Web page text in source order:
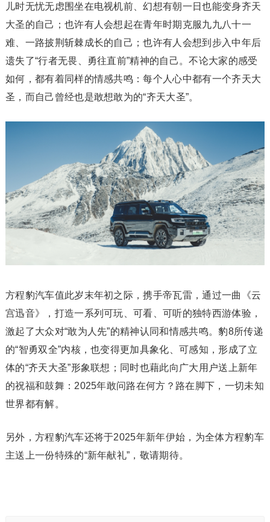
儿时无忧无虑围坐在电视机前、幻想有朝一日也能变身齐天
大圣的自己；也许有人会想起在青年时期克服九九八十一
难、一路披荆斩棘成长的自己；也许有人会想到步入中年后
遗失了“行者无畏、勇往直前”精神的自己。不论大家的感受
如何，都有着同样的情感共鸣：每个人心中都有一个齐天大
圣，而自己曾经也是敢想敢为的“齐天大圣”。
方程豹汽车值此岁末年初之际，携手帝瓦雷，通过一曲《云
宫迅音》，打造一系列可玩、可看、可听的独特西游体验，
激起了大众对“敢为人先”的精神认同和情感共鸣。豹8所传递
的“智勇双全”内核，也变得更加具象化、可感知，形成了立
体的“齐天大圣”形象联想；同时也藉此向广大用户送上新年
的祝福和鼓舞：2025年敢问路在何方？路在脚下，一切未知
世界都有解。
另外，方程豹汽车还将于2025年新年伊始，为全体方程豹车
主送上一份特殊的“新年献礼”，敬请期待。